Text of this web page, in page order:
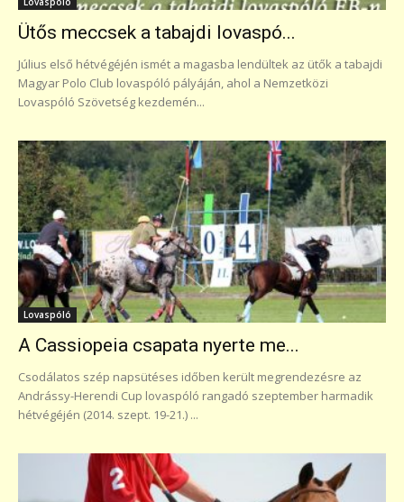
Ütős meccsek a tabajdi lovaspó...
Július első hétvégéjén ismét a magasba lendültek az ütők a tabajdi
Magyar Polo Club lovaspóló pályáján, ahol a Nemzetközi
Lovaspóló Szövetség kezdemén...
Lovaspóló
A Cassiopeia csapata nyerte me...
Csodálatos szép napsütéses időben került megrendezésre az
Andrássy-Herendi Cup lovaspóló rangadó szeptember harmadik
hétvégéjén (2014. szept. 19-21.) ...